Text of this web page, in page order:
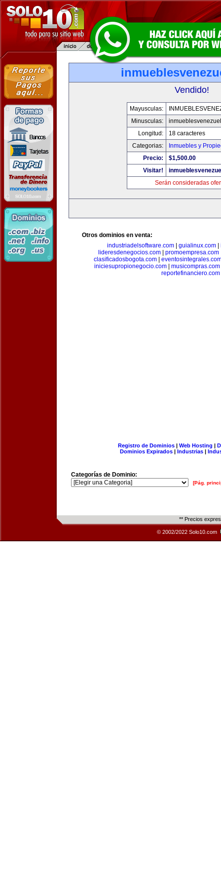
Vendido!
Mayusculas:
Minusculas:
Longitud:
18 caracteres
Categorias:
Inmuebles y
Precio:
$1,500.00
Visitar!
Serán consideradas
Otros dominios en venta:
industriadelsoftware.com| guialinux.com|
lideresdenegocios.com
promoempresa.com
clasificadosbogota.com
iniciesupropionegocio.com
musicompras.com
reportefinanciero.com
Registro de Dominios| Web Hosting |
Dominios Expirados | Industrias |
Categorías de Dominio:
[Pág.
** Precios
© 2002/2022 Solo10.com